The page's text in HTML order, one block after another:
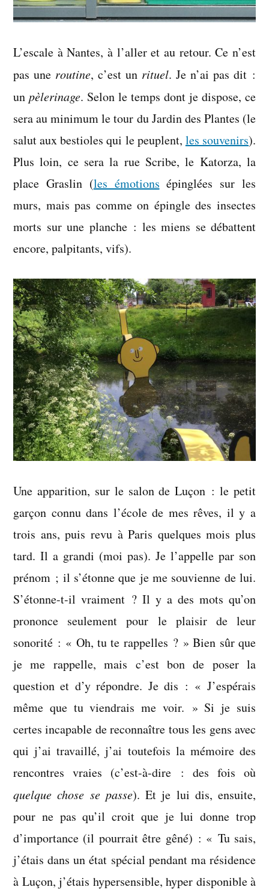
L’escale à Nantes, à l’aller et au retour. Ce n’est
pas une routine, c’est un rituel. Je n’ai pas dit :
un pèlerinage. Selon le temps dont je dispose, ce
sera au minimum le tour du Jardin des Plantes (le
salut aux bestioles qui le peuplent, les souvenirs).
Plus loin, ce sera la rue Scribe, le Katorza, la
place Graslin (les émotions épinglées sur les
murs, mais pas comme on épingle des insectes
morts sur une planche : les miens se débattent
encore, palpitants, vifs).
Une apparition, sur le salon de Luçon : le petit
garçon connu dans l’école de mes rêves, il y a
trois ans, puis revu à Paris quelques mois plus
tard. Il a grandi (moi pas). Je l’appelle par son
prénom ; il s’étonne que je me souvienne de lui.
S’étonne-t-il vraiment ? Il y a des mots qu’on
prononce seulement pour le plaisir de leur
sonorité : « Oh, tu te rappelles ? » Bien sûr que
je me rappelle, mais c’est bon de poser la
question et d’y répondre. Je dis : « J’espérais
même que tu viendrais me voir. » Si je suis
certes incapable de reconnaître tous les gens avec
qui j’ai travaillé, j’ai toutefois la mémoire des
rencontres vraies (c’est-à-dire : des fois où
quelque chose se passe). Et je lui dis, ensuite,
pour ne pas qu’il croit que je lui donne trop
d’importance (il pourrait être gêné) : « Tu sais,
j’étais dans un état spécial pendant ma résidence
à Luçon, j’étais hypersensible, hyper disponible à